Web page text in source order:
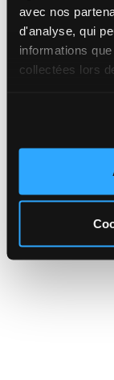
avec nos
d'analyse, qui
informations
collectées lors